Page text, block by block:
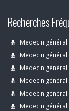
Recherches
Medecin
Medecin
Medecin
Medecin
Medecin
Medecin